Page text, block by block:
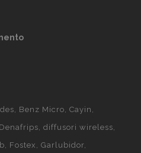
Benz Micro Cayin
Denafrips diffusori wireless
Fostex
Garlubidor